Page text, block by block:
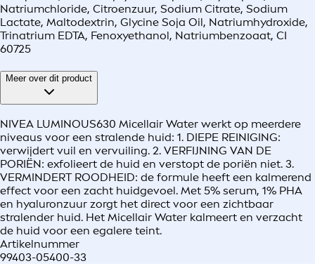
Natriumchloride, Citroenzuur, Sodium Citrate, Sodium
Lactate, Maltodextrin, Glycine Soja Oil, Natriumhydroxide,
Trinatrium EDTA, Fenoxyethanol, Natriumbenzoaat, CI
60725
Meer over dit product
NIVEA LUMINOUS630 Micellair Water werkt op meerdere
niveaus voor een stralende huid: 1. DIEPE REINIGING:
verwijdert vuil en vervuiling. 2. VERFIJNING VAN DE
PORIËN: exfolieert de huid en verstopt de poriën niet. 3.
VERMINDERT ROODHEID: de formule heeft een kalmerend
effect voor een zacht huidgevoel. Met 5% serum, 1% PHA
en hyaluronzuur zorgt het direct voor een zichtbaar
stralender huid. Het Micellair Water kalmeert en verzacht
de huid voor een egalere teint.
Artikelnummer
99403-05400-33